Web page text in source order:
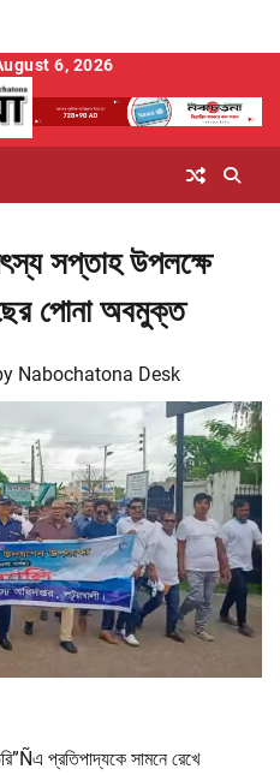
6, 2026
সপ্তাহ উপলক্ষে
পোনা অবমুক্ত
Nabochatona Desk
প্রতিপাদ্যকে সামনে রেখে